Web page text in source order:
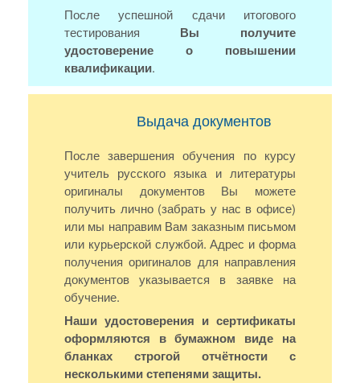
После успешной сдачи итогового
тестирования Вы получите
удостоверение о повышении
квалификации.
Выдача документов
После завершения обучения по курсу
учитель русского языка и литературы
оригиналы документов Вы можете
получить лично (забрать у нас в офисе)
или мы направим Вам заказным письмом
или курьерской службой. Адрес и форма
получения оригиналов для направления
документов указывается в заявке на
обучение.
Наши удостоверения и сертификаты
оформляются в бумажном виде на
бланках строгой отчётности с
несколькими степенями защиты.